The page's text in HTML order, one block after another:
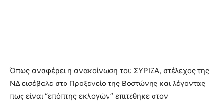
Όπως αναφέρει η ανακοίνωση του ΣΥΡΙΖΑ, στέλεχος της
ΝΔ εισέβαλε στο Προξενείο της Βοστώνης και λέγοντας
πως είναι “επόπτης εκλογών” επιτέθηκε στον